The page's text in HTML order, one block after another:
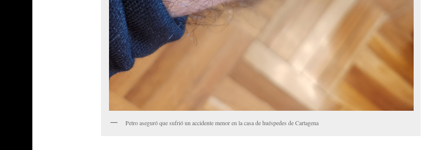
Petro aseguró que sufrió un accidente menor en la casa de huéspedes de Cartagena